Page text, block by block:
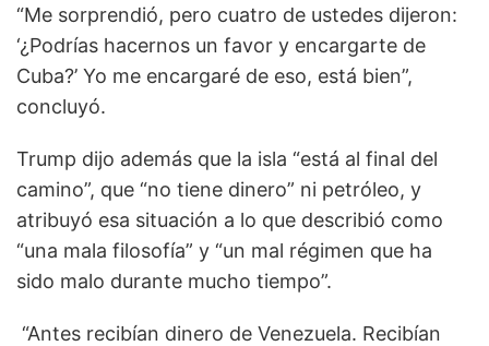
“Me sorprendió, pero cuatro de ustedes dijeron:
‘¿Podrías hacernos un favor y encargarte de
Cuba?’ Yo me encargaré de eso, está bien”,
concluyó.
Trump dijo además que la isla “está al final del
camino”, que “no tiene dinero” ni petróleo, y
atribuyó esa situación a lo que describió como
“una mala filosofía” y “un mal régimen que ha
sido malo durante mucho tiempo”.
“Antes recibían dinero de Venezuela. Recibían